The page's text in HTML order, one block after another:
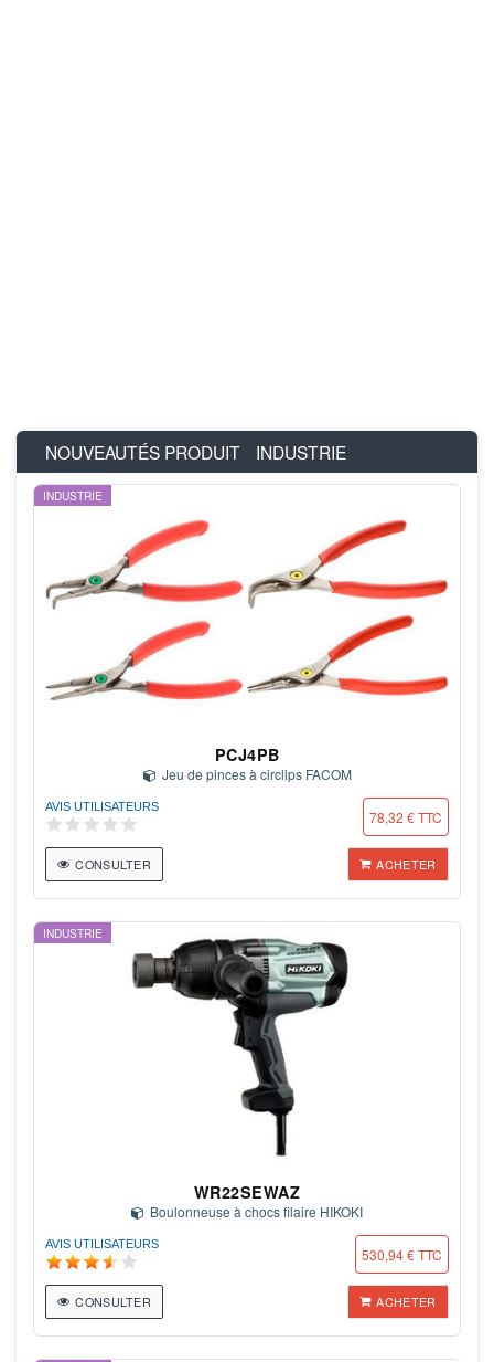
NOUVEAUTÉS PRODUIT INDUSTRIE
INDUSTRIE
PCJ4PB
Jeu de pinces à circlips FACOM
AVIS UTILISATEURS
78,32 € TTC
CONSULTER ACHETER
INDUSTRIE
WR22SEWAZ
Boulonneuse à chocs filaire HIKOKI
AVIS UTILISATEURS
530,94 € TTC
CONSULTER ACHETER